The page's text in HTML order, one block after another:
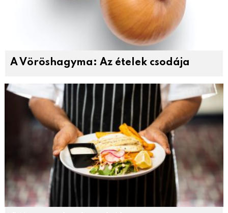
A Vöröshagyma: Az ételek csodája